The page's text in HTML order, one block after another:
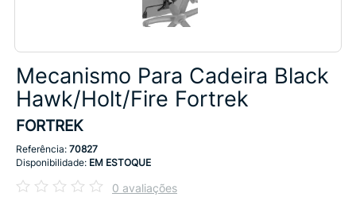
Mecanismo Para Cadeira Black
Hawk/Holt/Fire Fortrek
FORTREK
Referência: 70827
Disponibilidade: EM ESTOQUE
0 avaliações